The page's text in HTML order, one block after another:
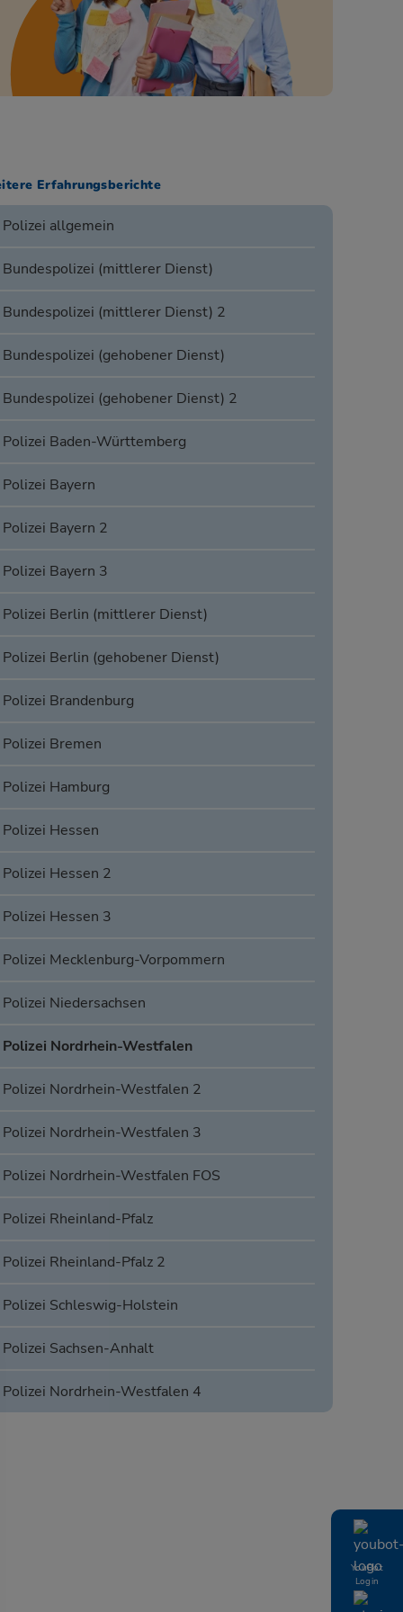
YouBot
Login
Erfahrungsberichte
Polizei allgemein
Bundespolizei (mittlerer Dienst)
Bundespolizei (mittlerer Dienst) 2
Bundespolizei (gehobener Dienst)
Bundespolizei (gehobener Dienst) 2
Polizei Baden-Württemberg
Polizei Bayern
Polizei Bayern 2
Polizei Bayern 3
Polizei Berlin (mittlerer Dienst)
Polizei Berlin (gehobener Dienst)
Polizei Brandenburg
Polizei Bremen
Polizei Hamburg
Polizei Hessen
Polizei Hessen 2
Polizei Hessen 3
Polizei Mecklenburg-Vorpommern
Polizei Niedersachsen
Polizei Nordrhein-Westfalen
Polizei Nordrhein-Westfalen 2
Polizei Nordrhein-Westfalen 3
Polizei Nordrhein-Westfalen FOS
Polizei Rheinland-Pfalz
Polizei Rheinland-Pfalz 2
Polizei Schleswig-Holstein
Polizei Sachsen-Anhalt
Polizei Nordrhein-Westfalen 4